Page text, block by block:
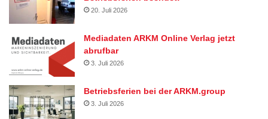
20. Juli 2026
Mediadaten ARKM Online Verlag jetzt
abrufbar
3. Juli 2026
Betriebsferien bei der ARKM.group
3. Juli 2026